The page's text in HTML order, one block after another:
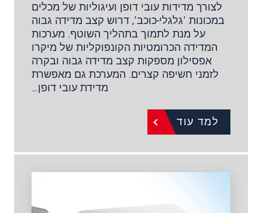
לצורך מדידות עובי דופן ועיגוליות של מכלים
במכונות 'גלגלי-כוכב', דרוש קצב מדידה גבוה
על מנת לתמוך בתהליך השוטף. מערכות
המדידה הכרומטיות הקונפוקליות של מיקרו
אפסילון מספקות קצב מדידה גבוה ובקרה
לזמני חשיפה קצרים. המערכת גם מאפשרת
מדידת עובי דופן…
למד עוד